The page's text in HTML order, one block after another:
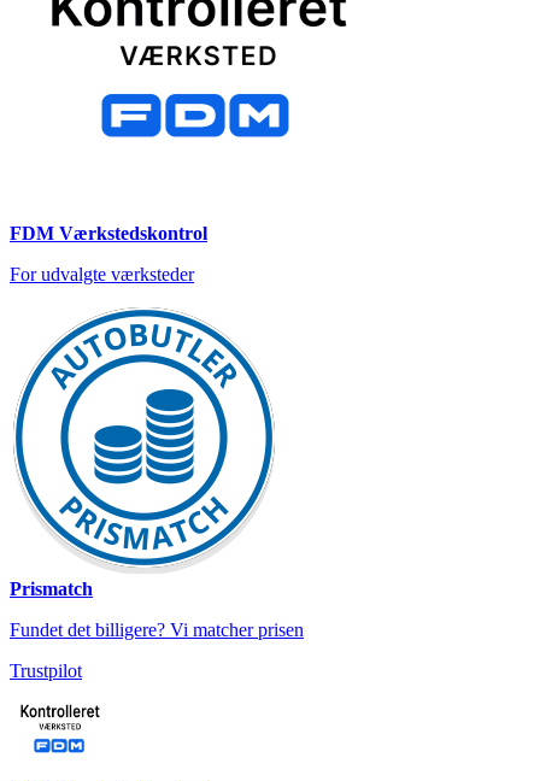
FDM Værkstedskontrol
For udvalgte værksteder
Prismatch
Fundet det billigere? Vi matcher prisen
Trustpilot